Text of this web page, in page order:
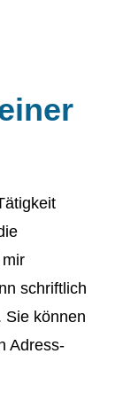
schriftlich
Sie können
Adress-